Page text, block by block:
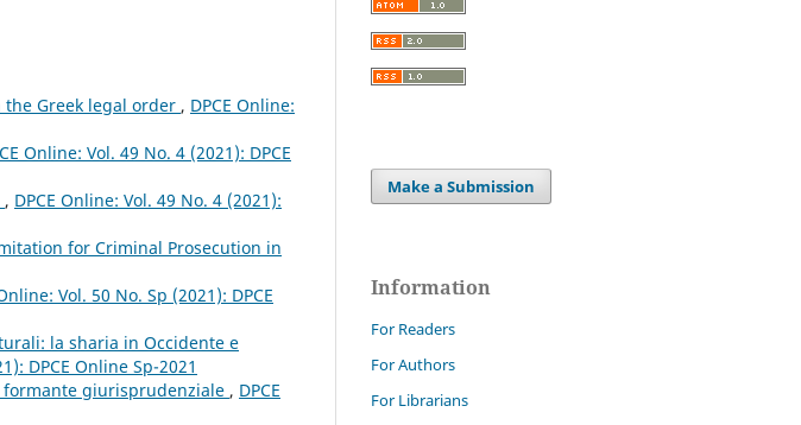
Greek legal order , DPCE Online:
Online: Vol. 49 No. 4 (2021): DPCE
, DPCE Online: Vol. 49 No. 4 (2021):
for Criminal Prosecution in
Vol. 50 No. Sp (2021): DPCE
la sharia in Occidente e
DPCE Online Sp-2021
formante giurisprudenziale , DPCE
Make a Submission
Information
For Readers
For Authors
For Librarians